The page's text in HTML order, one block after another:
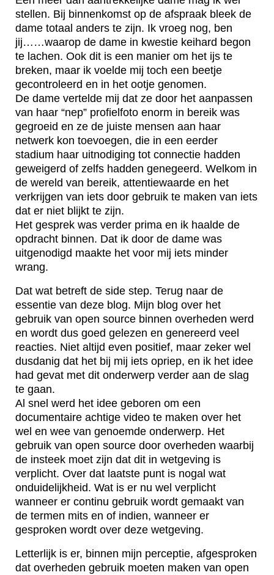
stellen. Bij binnenkomst op de afspraak bleek de
dame totaal anders te zijn. Ik vroeg nog, ben
jij……waarop de dame in kwestie keihard begon
te lachen. Ook dit is een manier om het ijs te
breken, maar ik voelde mij toch een beetje
gecontroleerd en in het ootje genomen.
De dame vertelde mij dat ze door het aanpassen
van haar “nep” profielfoto enorm in bereik was
gegroeid en ze de juiste mensen aan haar
netwerk kon toevoegen, die in een eerder
stadium haar uitnodiging tot connectie hadden
geweigerd of zelfs hadden genegeerd. Welkom in
de wereld van bereik, attentiewaarde en het
verkrijgen van iets door gebruik te maken van iets
dat er niet blijkt te zijn.
Het gesprek was verder prima en ik haalde de
opdracht binnen. Dat ik door de dame was
uitgenodigd maakte het voor mij iets minder
wrang.
Dat wat betreft de side step. Terug naar de
essentie van deze blog. Mijn blog over het
gebruik van open source binnen overheden werd
en wordt dus goed gelezen en genereerd veel
reacties. Niet altijd even positief, maar zeker wel
dusdanig dat het bij mij iets opriep, en ik het idee
had gevat met dit onderwerp verder aan de slag
te gaan.
Al snel werd het idee geboren om een
documentaire achtige video te maken over het
wel en wee van genoemde onderwerp. Het
gebruik van open source door overheden waarbij
de insteek moet zijn dat dit in wetgeving is
verplicht. Over dat laatste punt is nogal wat
onduidelijkheid. Wat is er nu wel verplicht
wanneer er continu gebruik wordt gemaakt van
de termen mits en of indien, wanneer er
gesproken wordt over deze wetgeving.
Letterlijk is er, binnen mijn perceptie, afgesproken
dat overheden gebruik moeten maken van open